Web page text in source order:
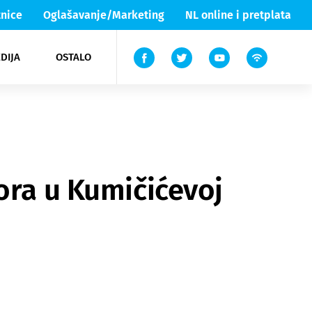
Oglašavanje/Marketing NL online i pretplata
OSTALO
Lika & Senj
TV
u Kumičićevoj